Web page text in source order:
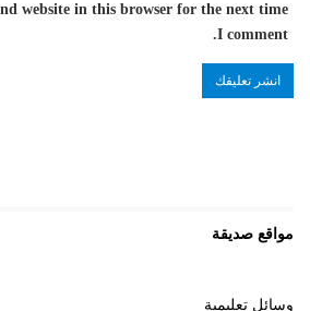
website in this browser for the next time
I comment.
مواقع صديقة
وسائل تعليمية